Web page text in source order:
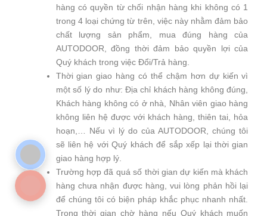
hàng có quyền từ chối nhận hàng khi không có 1
trong 4 loại chứng từ trên, việc này nhằm đảm bảo
chất lượng sản phẩm, mua đúng hàng của
AUTODOOR, đồng thời đảm bảo quyền lợi của
Quý khách trong việc Đổi/Trả hàng.
Thời gian giao hàng có thể chậm hơn dự kiến vì
một số lý do như: Địa chỉ khách hàng không đúng,
Khách hàng không có ở nhà, Nhân viên giao hàng
không liên hệ được với khách hàng, thiên tai, hỏa
hoạn,… Nếu vì lý do của AUTODOOR, chúng tôi
sẽ liên hệ với Quý khách để sắp xếp lại thời gian
giao hàng hợp lý.
Trường hợp đã quá số thời gian dự kiến mà khách
hàng chưa nhận được hàng, vui lòng phản hồi lại
để chúng tôi có biện pháp khắc phục nhanh nhất.
Trong thời gian chờ hàng nếu Quý khách muốn